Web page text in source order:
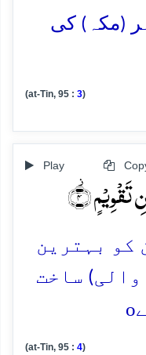
(مکہ) کی
(at-Tin, 95 : 3)
Play
۫﴿۴﴾
کو بہترین
ساخت
o
(at-Tin, 95 : 4)